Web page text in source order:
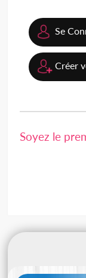
Se
Créer
Soyez le